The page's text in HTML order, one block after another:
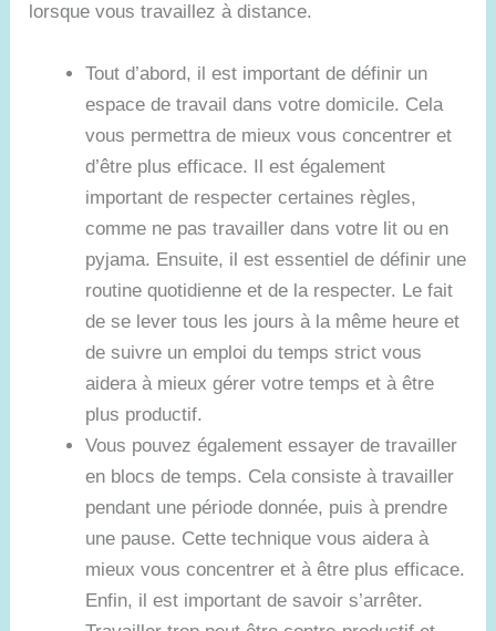
lorsque vous travaillez à distance.
Tout d’abord, il est important de définir un
espace de travail dans votre domicile. Cela
vous permettra de mieux vous concentrer et
d’être plus efficace. Il est également
important de respecter certaines règles,
comme ne pas travailler dans votre lit ou en
pyjama. Ensuite, il est essentiel de définir une
routine quotidienne et de la respecter. Le fait
de se lever tous les jours à la même heure et
de suivre un emploi du temps strict vous
aidera à mieux gérer votre temps et à être
plus productif.
Vous pouvez également essayer de travailler
en blocs de temps. Cela consiste à travailler
pendant une période donnée, puis à prendre
une pause. Cette technique vous aidera à
mieux vous concentrer et à être plus efficace.
Enfin, il est important de savoir s’arrêter.